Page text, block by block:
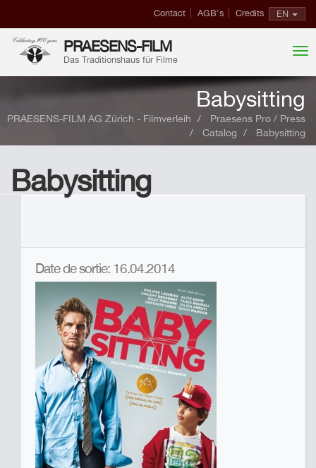
EN
Contact AGB's Credits
PRAESENS-FILM
Das Traditionshaus für Filme
Babysitting
PRAESENS-FILM AG Zürich - Filmverleih
Praesens Pro / Press
Catalog
Babysitting
Babysitting
Date de sortie: 16.04.2014